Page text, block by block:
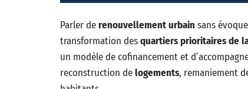
Parler derenouvellement urbain sans
transformation desquartiers prioritaires de
un modèle de cofinancement et
reconstruction delogements, remaniement